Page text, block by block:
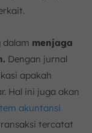
dalam menjaga
Dengan jurnal
apakah
Hal ini juga akan
akuntansi
tercatat